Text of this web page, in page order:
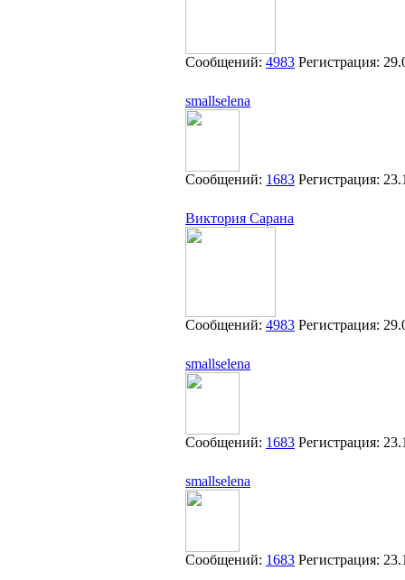
Сообщений: 4983 Регистрация:
smallselena
Сообщений: 1683 Регистрация:
Виктория Сарана
Сообщений: 4983 Регистрация:
smallselena
Сообщений: 1683 Регистрация:
smallselena
Сообщений: 1683 Регистрация: